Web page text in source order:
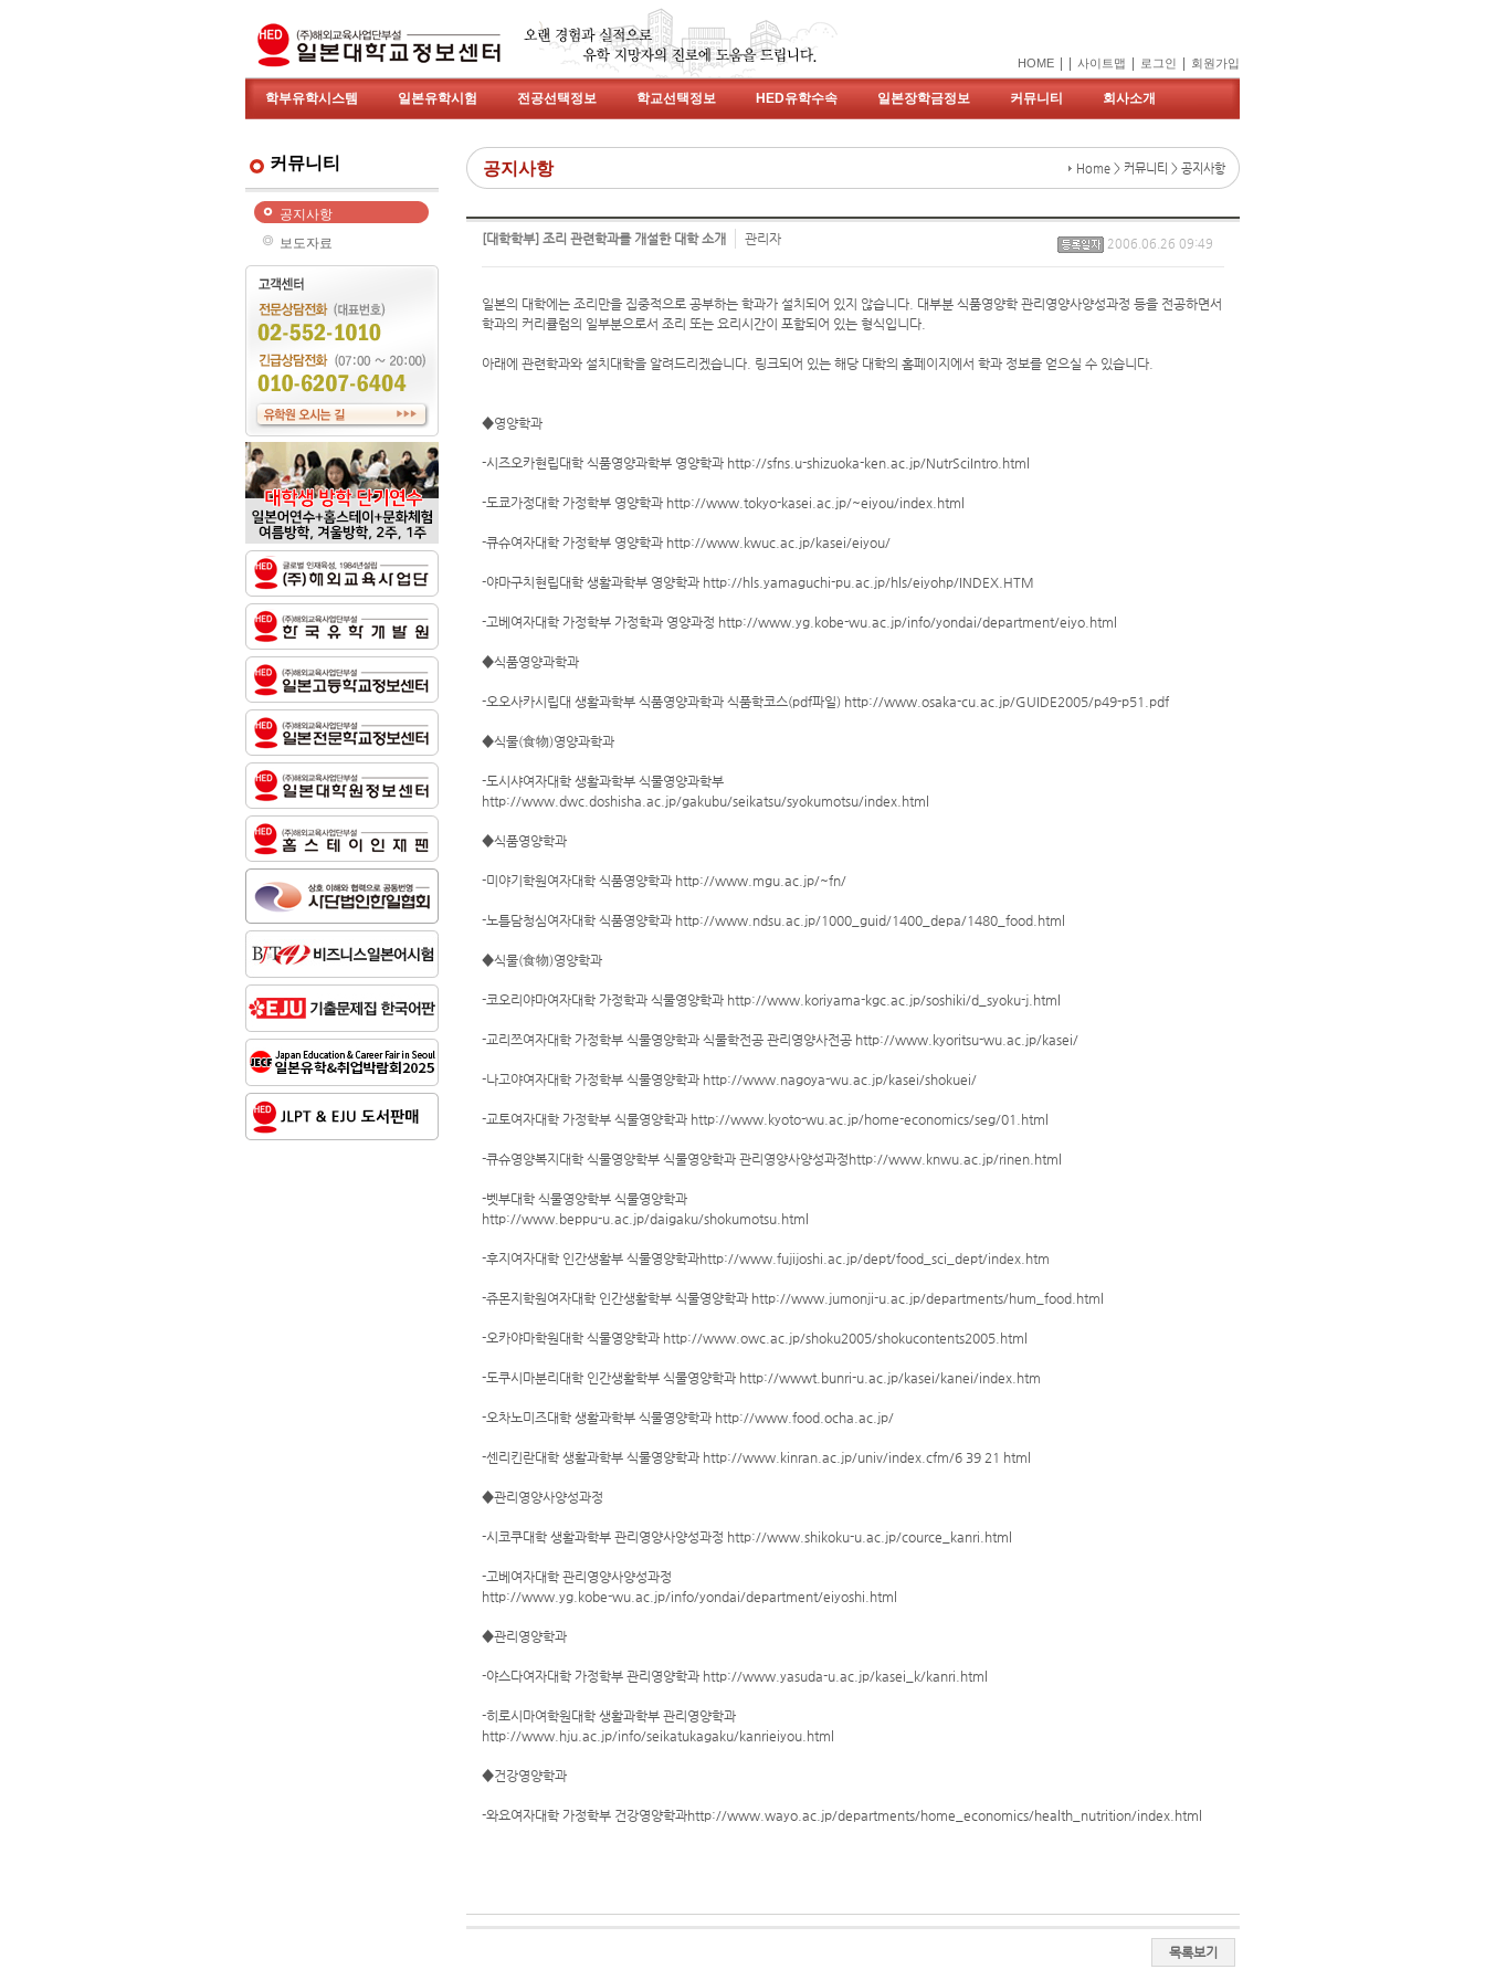
회원가입
로그인
사이트맵
HOME
학부유학시스템 일본유학시험 전공선택정보 학교선택정보 HED유학수속 일본장학금정보 커뮤니티 회사소개
커뮤니티
공지사항
보도자료
Home > 커뮤니티 > 공지사항
공지사항
[대학학부] 조리 관련학과를 개설한 대학 소개 관리자 2006.06.26 09:49
일본의 대학에는 조리만을 집중적으로 공부하는 학과가 설치되어 있지 않습니다. 대부분 식품영양학 관리영양사양성과정 등을 전공하면서
학과의 커리큘럼의 일부분으로서 조리 또는 요리시간이 포함되어 있는 형식입니다.
아래에 관련학과와 설치대학을 알려드리겠습니다. 링크되어 있는 해당 대학의 홈페이지에서 학과 정보를 얻으실 수 있습니다.
◆영양학과
-시즈오카현립대학 식품영양과학부 영양학과 http://sfns.u-shizuoka-ken.ac.jp/NutrSciIntro.html
-도쿄가정대학 가정학부 영양학과 http://www.tokyo-kasei.ac.jp/~eiyou/index.html
-큐슈여자대학 가정학부 영양학과 http://www.kwuc.ac.jp/kasei/eiyou/
-야마구치현립대학 생활과학부 영양학과 http://hls.yamaguchi-pu.ac.jp/hls/eiyohp/INDEX.HTM
-고베여자대학 가정학부 가정학과 영양과정 http://www.yg.kobe-wu.ac.jp/info/yondai/department/eiyo.html
◆식품영양과학과
-오오사카시립대 생활과학부 식품영양과학과 식품학코스(pdf파일) http://www.osaka-cu.ac.jp/GUIDE2005/p49-p51.pdf
◆식물(食物)영양과학과
-도시샤여자대학 생활과학부 식물영양과학부
http://www.dwc.doshisha.ac.jp/gakubu/seikatsu/syokumotsu/index.html
◆식품영양학과
-미야기학원여자대학 식품영양학과 http://www.mgu.ac.jp/~fn/
-노틀담청심여자대학 식품영양학과 http://www.ndsu.ac.jp/1000_guid/1400_depa/1480_food.html
◆식물(食物)영양학과
-코오리야마여자대학 가정학과 식물영양학과 http://www.koriyama-kgc.ac.jp/soshiki/d_syoku-j.html
-교리쯔여자대학 가정학부 식물영양학과 식물학전공 관리영양사전공 http://www.kyoritsu-wu.ac.jp/kasei/
-나고야여자대학 가정학부 식물영양학과 http://www.nagoya-wu.ac.jp/kasei/shokuei/
-교토여자대학 가정학부 식물영양학과 http://www.kyoto-wu.ac.jp/home-economics/seg/01.html
-큐슈영양복지대학 식물영양학부 식물영양학과 관리영양사양성과정http://www.knwu.ac.jp/rinen.html
-벳부대학 식물영양학부 식물영양학과
http://www.beppu-u.ac.jp/daigaku/shokumotsu.html
-후지여자대학 인간생활부 식물영양학과http://www.fujijoshi.ac.jp/dept/food_sci_dept/index.htm
-쥬몬지학원여자대학 인간생활학부 식물영양학과 http://www.jumonji-u.ac.jp/departments/hum_food.html
-오카야마학원대학 식물영양학과 http://www.owc.ac.jp/shoku2005/shokucontents2005.html
-도쿠시마분리대학 인간생활학부 식물영양학과 http://wwwt.bunri-u.ac.jp/kasei/kanei/index.htm
-오차노미즈대학 생활과학부 식물영양학과 http://www.food.ocha.ac.jp/
-센리킨란대학 생활과학부 식물영양학과 http://www.kinran.ac.jp/univ/index.cfm/6 39 21 html
◆관리영양사양성과정
-시코쿠대학 생활과학부 관리영양사양성과정 http://www.shikoku-u.ac.jp/cource_kanri.html
-고베여자대학 관리영양사양성과정
http://www.yg.kobe-wu.ac.jp/info/yondai/department/eiyoshi.html
◆관리영양학과
-야스다여자대학 가정학부 관리영양학과 http://www.yasuda-u.ac.jp/kasei_k/kanri.html
-히로시마여학원대학 생활과학부 관리영양학과
http://www.hju.ac.jp/info/seikatukagaku/kanrieiyou.html
◆건강영양학과
-와요여자대학 가정학부 건강영양학과http://www.wayo.ac.jp/departments/home_economics/health_nutrition/index.html
목록보기